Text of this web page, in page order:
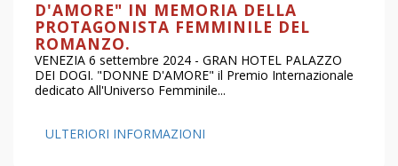
D'AMORE" IN MEMORIA DELLA
PROTAGONISTA FEMMINILE DEL
ROMANZO.
VENEZIA 6 settembre 2024 - GRAN HOTEL PALAZZO
DEI DOGI. "DONNE D'AMORE" il Premio Internazionale
dedicato All'Universo Femminile...
ULTERIORI INFORMAZIONI